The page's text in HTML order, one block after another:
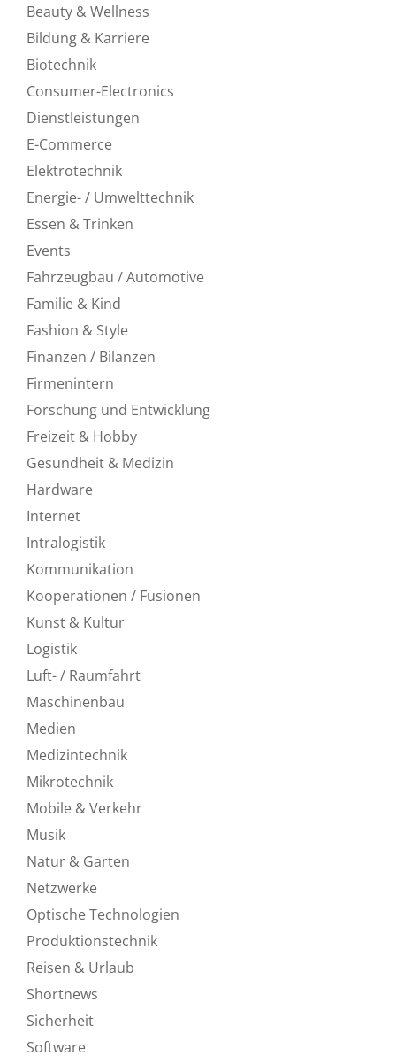
Beauty & Wellness
Bildung & Karriere
Biotechnik
Consumer-Electronics
Dienstleistungen
E-Commerce
Elektrotechnik
Energie- / Umwelttechnik
Essen & Trinken
Events
Fahrzeugbau / Automotive
Familie & Kind
Fashion & Style
Finanzen / Bilanzen
Firmenintern
Forschung und Entwicklung
Freizeit & Hobby
Gesundheit & Medizin
Hardware
Internet
Intralogistik
Kommunikation
Kooperationen / Fusionen
Kunst & Kultur
Logistik
Luft- / Raumfahrt
Maschinenbau
Medien
Medizintechnik
Mikrotechnik
Mobile & Verkehr
Musik
Natur & Garten
Netzwerke
Optische Technologien
Produktionstechnik
Reisen & Urlaub
Shortnews
Sicherheit
Software